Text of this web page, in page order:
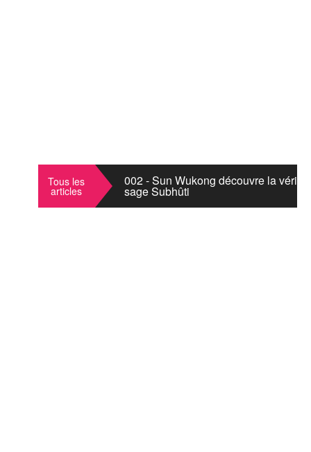
Tous les
articles
002 - Sun Wukong découvre la
sage Subhûti